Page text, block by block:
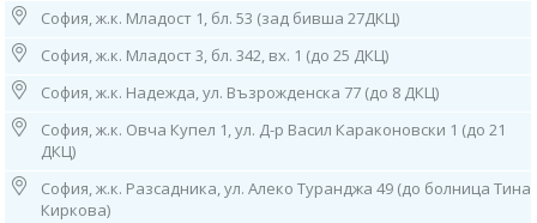
• Касис;
• Банан;
• Диня, Пъпеши;
• Маслина (черна и зелена);
• Портокал, грейпфрут, лимон;
• Ягода, Малина, Боровинка;
София, ж.к. Младост 1, бл. 53 (зад бивша 27ДКЦ)
София, ж.к. Младост 3, бл. 342, вх. 1 (до 25 ДКЦ)
София, ж.к. Надежда, ул. Възрожденска 77 (до 8 ДКЦ)
София, ж.к. Овча Купел 1, ул. Д-р Васил Караконовски 1 (до 21
ДКЦ)
София, ж.к. Разсадника, ул. Алеко Туранджа 49 (до болница Тина
Киркова)